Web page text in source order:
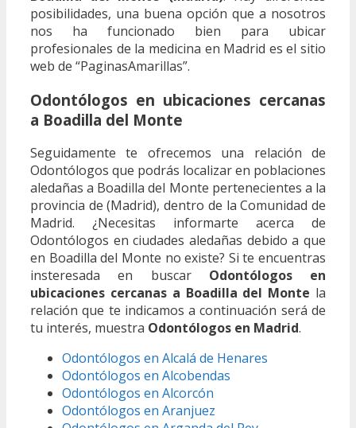
posibilidades, una buena opción que a nosotros
nos ha funcionado bien para ubicar
profesionales de la medicina en Madrid es el sitio
web de “PaginasAmarillas”.
Odontólogos en ubicaciones cercanas
a Boadilla del Monte
Seguidamente te ofrecemos una relación de
Odontólogos que podrás localizar en poblaciones
aledañas a Boadilla del Monte pertenecientes a la
provincia de (Madrid), dentro de la Comunidad de
Madrid. ¿Necesitas informarte acerca de
Odontólogos en ciudades aledañas debido a que
en Boadilla del Monte no existe? Si te encuentras
insteresada en buscar Odontólogos en
ubicaciones cercanas a Boadilla del Monte la
relación que te indicamos a continuación será de
tu interés, muestra Odontólogos en Madrid.
Odontólogos en Alcalá de Henares
Odontólogos en Alcobendas
Odontólogos en Alcorcón
Odontólogos en Aranjuez